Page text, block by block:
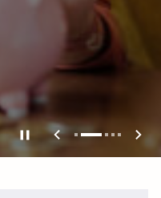
Zinsperiode die Summe aus
TARGET-TAG vor dem
(01.01./01.04./01.07./01.10.) im
veröffentlicht wird, zuzüglich
volle 0,010 % gerundet.
reicht.
Achtung: Kreditaufnahme